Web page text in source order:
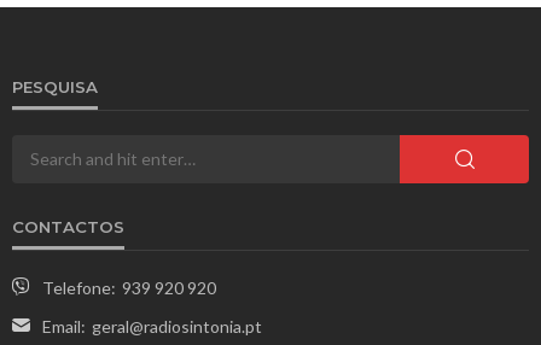
PESQUISA
CONTACTOS
Telefone: 939 920 920
Email: geral@radiosintonia.pt